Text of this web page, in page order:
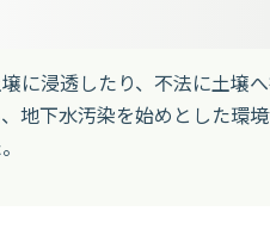
に浸透したり、不法に土壌
地下水汚染を始めとした環